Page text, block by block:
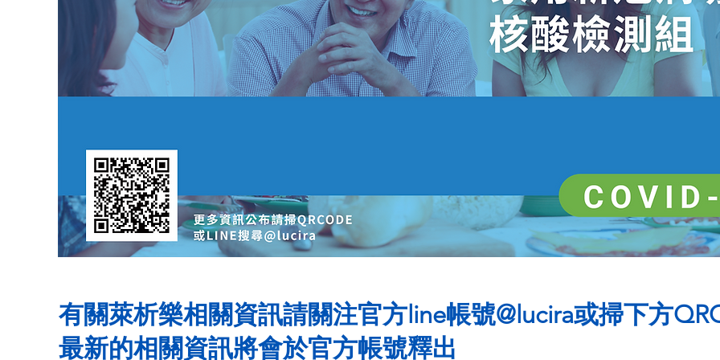
有關萊析樂相關資訊請關注官方line帳號@lucira或掃下方
​最新的相關資訊將會於官方帳號釋出